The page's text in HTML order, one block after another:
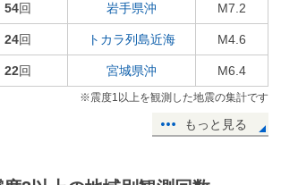
54回 岩手県沖 M7.2
24回 トカラ列島近海 M4.6
22回 宮城県沖 M6.4
※震度1以上を観測した地震の集計です
もっと見る